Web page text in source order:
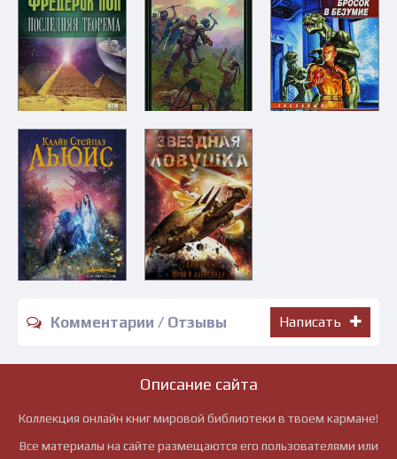
Комментарии / Отзывы Написать
Описание сайта
Коллекция онлайн книг мировой библиотеки в твоем кармане!
Все материалы на сайте размещаются его пользователями или